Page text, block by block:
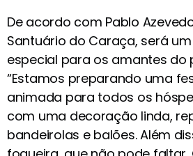
De acordo com Pablo
Santuário do Caraça, será
especial para os amantes do
“Estamos preparando uma
animada para todos os
com uma decoração linda,
bandeirolas e balões. Além